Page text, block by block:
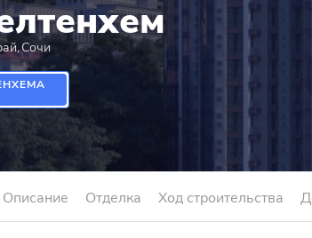
,Сочи
Описание Отделка Ход строительства